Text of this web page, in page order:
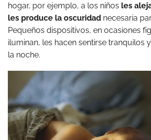
hogar, por ejemplo, a los niños les
les produce la oscuridad necesaria
Pequeños dispositivos, en ocasiones
iluminan, les hacen sentirse tranquilos
la noche.